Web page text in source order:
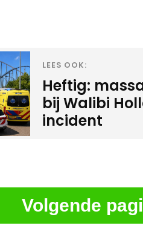
LEES OOK:
Heftig:
bij Walibi
incident
Volgende